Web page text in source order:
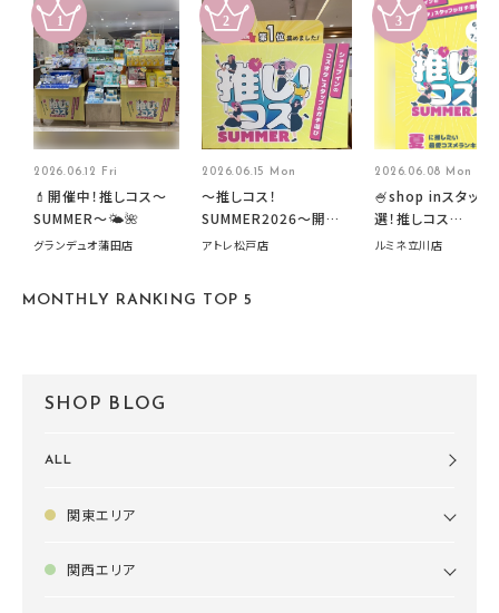
2026.06.12 Fri
💄開催中！推しコス〜
SUMMER〜🌤️🌺
グランデュオ蒲田店
2026.06.15 Mon
～推しコス！
SUMMER2026～開催
中です！
アトレ松戸店
2026.06.08 Mon
🍧shop inスタッフ
選！推しコス
summer2026開催
ルミネ立川店
MONTHLY RANKING TOP 5
SHOP BLOG
ALL
関東エリア
関西エリア